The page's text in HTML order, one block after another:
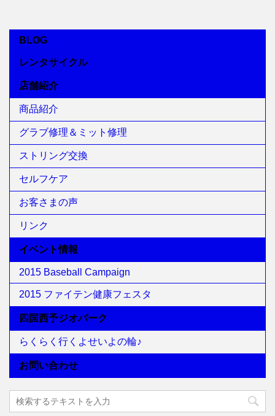
BLOG
レンタサイクル
店舗紹介
商品紹介
グラブ修理＆ミット修理
ストリング交換
セルフケア
お客さまの声
リンク
イベント情報
2015 Baseball Campaign
2015 ファイテン健康フェスタ
四国西予ジオパーク
らくらく行くよせいよの輪♪
お問い合わせ